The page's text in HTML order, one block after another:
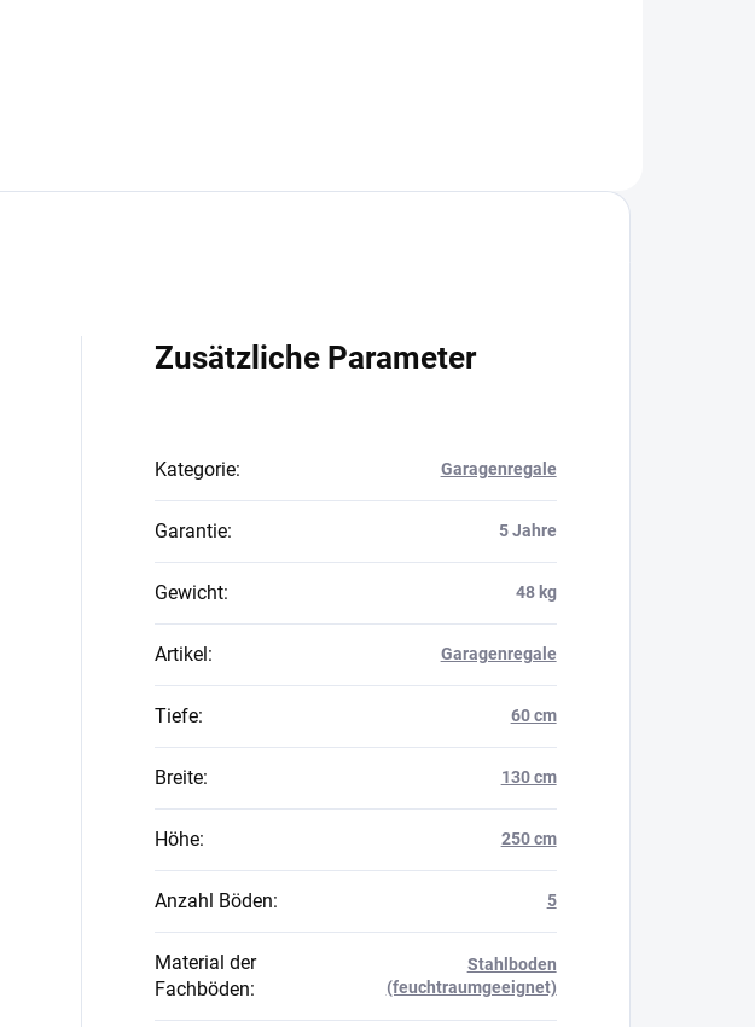
Zusätzliche Parameter
Kategorie: Garagenregale
Garantie: 5 Jahre
Gewicht: 48 kg
Artikel: Garagenregale
Tiefe: 60 cm
Breite: 130 cm
Höhe: 250 cm
Anzahl Böden: 5
Material der
Fachböden:
Stahlboden
(feuchtraumgeeignet)